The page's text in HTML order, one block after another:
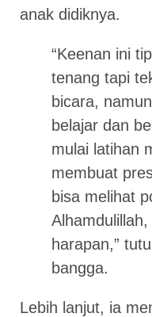
anak didiknya.
“Keenan ini
tenang tapi
bicara,
belajar dan
mulai latihan
membuat
bisa melihat
harapan,”
bangga.
Lebih lanjut, ia